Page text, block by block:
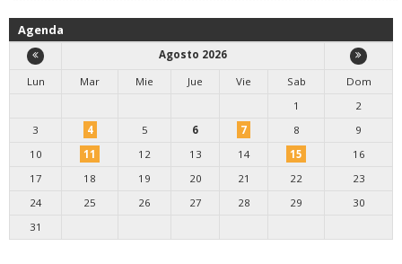
Agenda
Agosto 2026
Lun
Mar Mie Jue Vie Sab
Dom
1
2
3
4 5 6 7 8
9
10
11 12 13 14 15
16
17
18 19 20 21 22
23
24
25 26 27 28 29
30
31